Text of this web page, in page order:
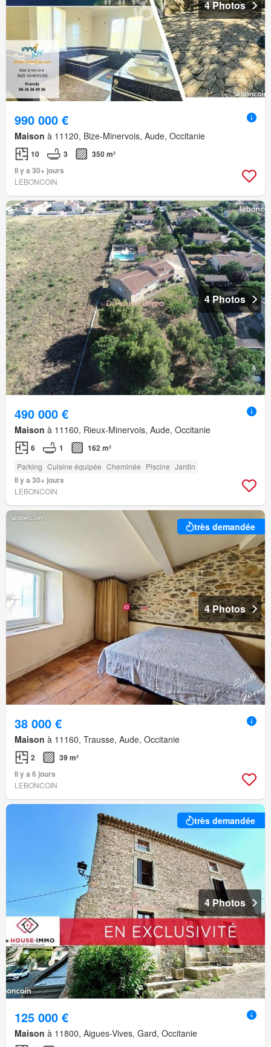
4 Photos
990 000 €
Maison à 11120, Bize-Minervois, Aude, Occitanie
10 3
350 m²
Il y a 30+ jours
LEBONCOIN
4 Photos
490 000 €
Maison à 11160, Rieux-Minervois, Aude, Occitanie
6 1 162 m²
Parking Cuisine équipée Cheminée Piscine Jardin
Il y a 30+ jours
LEBONCOIN
très demandée
4 Photos
38 000 €
Maison à 11160, Trausse, Aude, Occitanie
2
39 m²
Il y a 6 jours
LEBONCOIN
très demandée
4 Photos
125 000 €
Maison à 11800, Aigues-Vives, Gard, Occitanie